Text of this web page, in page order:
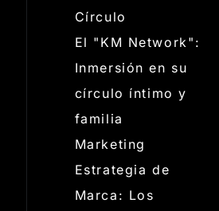
Círculo
El "KM Network":
Inmersión en su
círculo íntimo y
familia
Marketing
Estrategia de
Marca: Los